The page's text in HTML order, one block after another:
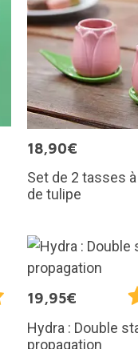
18,90€
Set de 2 tasses
de tulipe
19,95€
Hydra : Double
propagation